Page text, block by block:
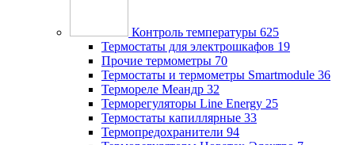
Контроль температуры 625
Термостаты для электрошкафов 19
Прочие термометры 70
Термостаты и термометры Smartmodule 36
Термореле Меандр 32
Терморегуляторы Line Energy 25
Термостаты капиллярные 33
Термопредохранители 94